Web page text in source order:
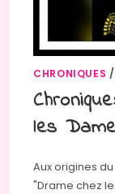
CHRONIQUES /
les
Aux origines
"Drame chez